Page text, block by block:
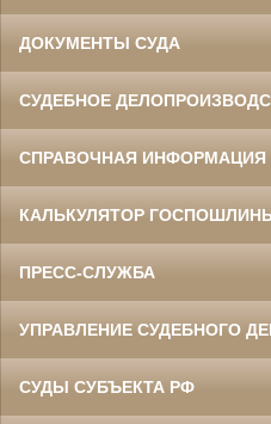
ДОКУМЕНТЫ СУДА
СУДЕБНОЕ
СПРАВОЧНАЯ ИНФОРМАЦИЯ
КАЛЬКУЛЯТОР
ПРЕСС-СЛУЖБА
УПРАВЛЕНИЕ СУДЕБНОГО
СУДЫ СУБЪЕКТА РФ